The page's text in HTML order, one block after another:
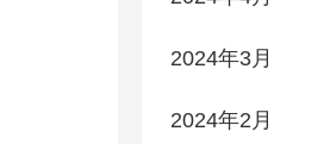
2024年3月
2024年2月